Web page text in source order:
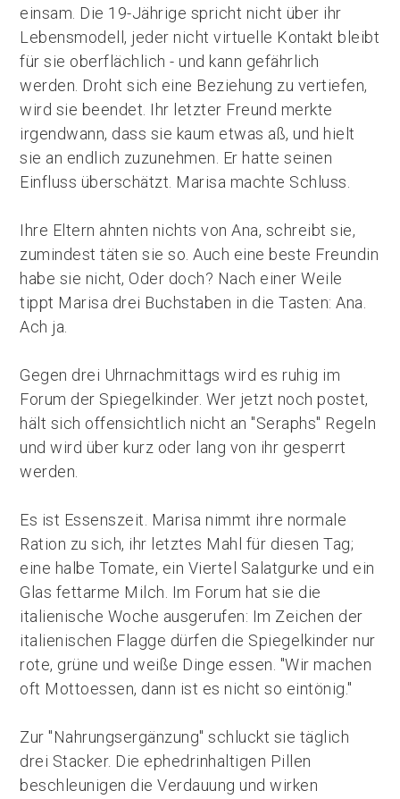
einsam. Die 19-Jährige spricht nicht über ihr
Lebensmodell, jeder nicht virtuelle Kontakt bleibt
für sie oberflächlich - und kann gefährlich
werden. Droht sich eine Beziehung zu vertiefen,
wird sie beendet. Ihr letzter Freund merkte
irgendwann, dass sie kaum etwas aß, und hielt
sie an endlich zuzunehmen. Er hatte seinen
Einfluss überschätzt. Marisa machte Schluss.
Ihre Eltern ahnten nichts von Ana, schreibt sie,
zumindest täten sie so. Auch eine beste Freundin
habe sie nicht, Oder doch? Nach einer Weile
tippt Marisa drei Buchstaben in die Tasten: Ana.
Ach ja.
Gegen drei Uhrnachmittags wird es ruhig im
Forum der Spiegelkinder. Wer jetzt noch postet,
hält sich offensichtlich nicht an "Seraphs" Regeln
und wird über kurz oder lang von ihr gesperrt
werden.
Es ist Essenszeit. Marisa nimmt ihre normale
Ration zu sich, ihr letztes Mahl für diesen Tag;
eine halbe Tomate, ein Viertel Salatgurke und ein
Glas fettarme Milch. Im Forum hat sie die
italienische Woche ausgerufen: Im Zeichen der
italienischen Flagge dürfen die Spiegelkinder nur
rote, grüne und weiße Dinge essen. "Wir machen
oft Mottoessen, dann ist es nicht so eintönig."
Zur "Nahrungsergänzung" schluckt sie täglich
drei Stacker. Die ephedrinhaltigen Pillen
beschleunigen die Verdauung und wirken